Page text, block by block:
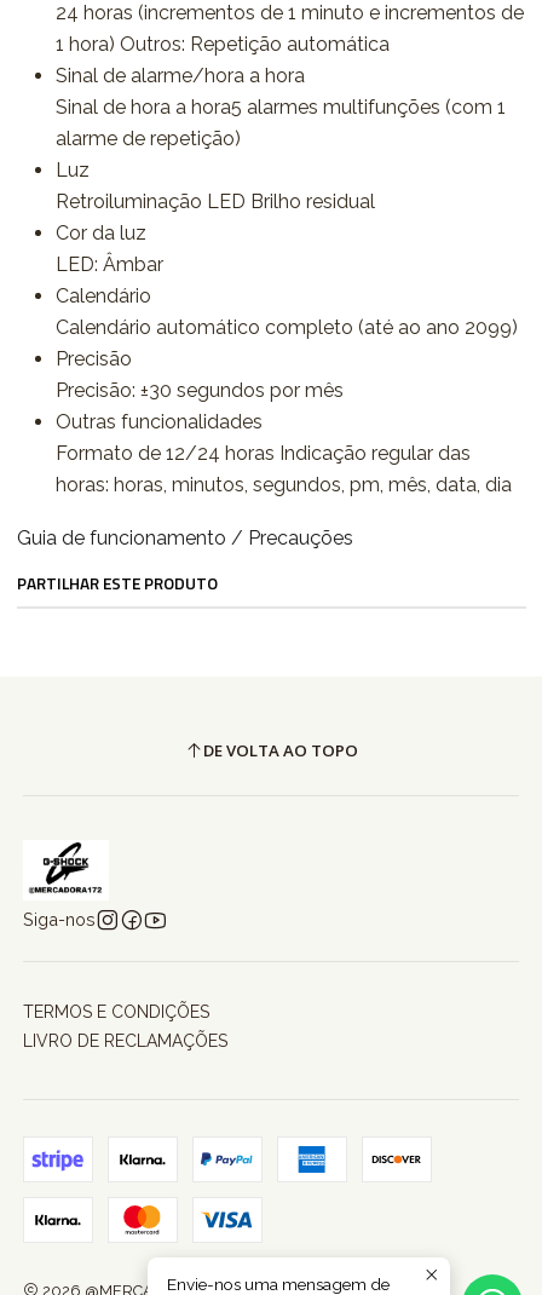
24 horas (incrementos de 1 minuto e incrementos de
1 hora) Outros: Repetição automática
Sinal de alarme/hora a hora
Sinal de hora a hora5 alarmes multifunções (com 1
alarme de repetição)
Luz
Retroiluminação LED Brilho residual
Cor da luz
LED: Âmbar
Calendário
Calendário automático completo (até ao ano 2099)
Precisão
Precisão: ±30 segundos por mês
Outras funcionalidades
Formato de 12/24 horas Indicação regular das
horas: horas, minutos, segundos, pm, mês, data, dia
Guia de funcionamento / Precauções
PARTILHAR ESTE PRODUTO
DE VOLTA AO TOPO
Siga-nos
TERMOS E CONDIÇÕES
LIVRO DE RECLAMAÇÕES
2026 @MERCADORA172.Envie-nos uma mensagem de